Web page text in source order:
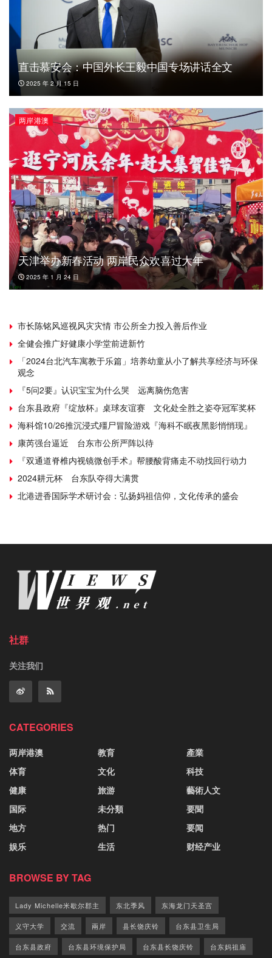
直击慕安会：中国外长王毅中国专场讲话全文
2025 年 2 月 15 日
两岸港澳
天津举办新春活动 两岸民众欢喜过大年
2025 年 1 月 24 日
市长陈铭风巡视风灾灾情 市公所全力投入善后作业
全健会推广好健康小学堂前进新竹
「2024台北汽车寓教于乐篇」培养幼童从小了解共享经济与环保
观念
『5问2要』认识宝宝为什么哭 远离脑伤危害
台东县政府『绽放杯』桌球友谊赛 文化处全胜之姿夺冠军奖杯
海科馆10/26推沉浸式殭尸冒险游戏『海科不眠夜黑影悄悄现』
康芮强台逼近 台东市公所严阵以待
『双通道脊椎内视镜微创手术』帮腰酸背痛走不动找回行动力
2024耕元杯 台东队夺得大满贯
北港进香国际学术研讨会：弘扬妈祖信仰，文化传承的盛会
社群
关注我们
CATEGORIES
两岸港澳
体育
健康
国际
地方
娱乐
教育
文化
旅游
未分類
热门
生活
產業
科技
藝術人文
要聞
要闻
财经产业
BROWSE BY TAG
Lady Michelle米歇尔郡主 东北季风 东海龙门天圣宫
义守大学 交流 兩岸 县长饶庆铃 台东县卫生局
台东县政府 台东县环境保护局 台东县长饶庆铃 台东妈祖庙